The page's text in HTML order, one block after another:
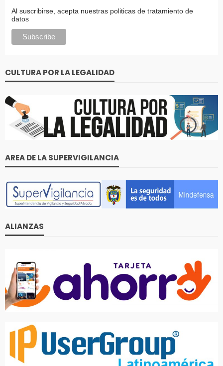
Al suscribirse, acepta nuestras politicas de tratamiento de
datos
CULTURA POR LA LEGALIDAD
AREA DE LA SUPERVIGILANCIA
ALIANZAS